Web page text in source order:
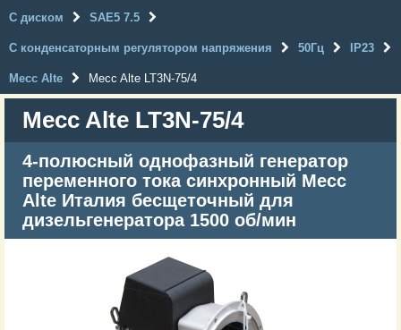
С диском SAE5 7.5
С конденсаторным регулятором напряжения 50Гц IP23
Mecc Alte Mecc Alte LT3N-75/4
Mecc Alte LT3N-75/4
4-полюсный однофазный генератор
переменного тока синхронный Mecc
Alte Италия бесщеточный для
дизельгенератора 1500 об/мин